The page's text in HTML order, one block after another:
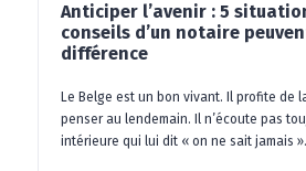
Anticiper l’avenir : 5
conseils d’un notaire
différence
Le Belge est un bon vivant. Il profite de
penser au lendemain. Il n’écoute pas
intérieure qui lui dit « on ne sait jamais ».